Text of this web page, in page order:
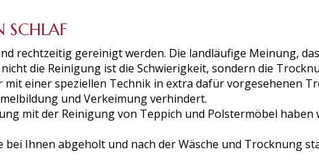
SCHLAF
rechtzeitig gereinigt werden. Die landläufige Meinung,
die Reinigung ist die Schwierigkeit, sondern die
einer speziellen Technik in extra dafür vorgesehenen
und Verkeimung verhindert.
mit der Reinigung von Teppich und Polstermöbel haben
Ihnen abgeholt und nach der Wäsche und Trocknung